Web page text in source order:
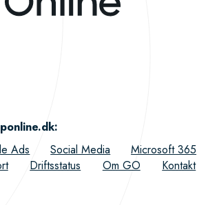
:
Ads Social Media
Microsoft 365
Driftsstatus Om GO Kontakt